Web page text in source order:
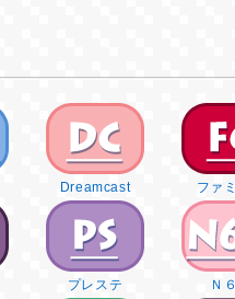
Dreamcast ファ
プレステ Ｎ